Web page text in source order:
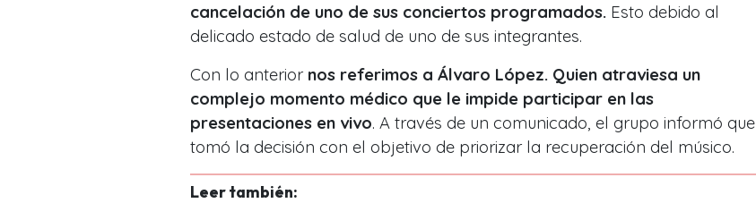
cancelación de uno de sus conciertos programados. Esto debido al
delicado estado de salud de uno de sus integrantes.
Con lo anterior nos referimos a Álvaro López. Quien atraviesa un
complejo momento médico que le impide participar en las
presentaciones en vivo. A través de un comunicado, el grupo informó que
tomó la decisión con el objetivo de priorizar la recuperación del músico.
Leer también: